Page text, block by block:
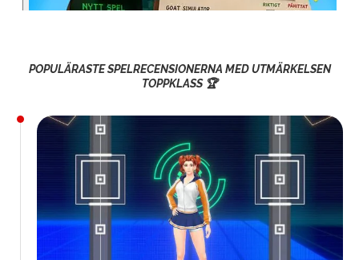
POPULÄRASTE SPELRECENSIONERNA MED UTMÄRKELSEN
TOPPKLASS 🏆